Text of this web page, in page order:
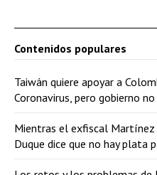
Contenidos populares
Taiwán quiere apoyar a
Coronavirus, pero gobierno
Mientras el exfiscal
Duque dice que no hay plata